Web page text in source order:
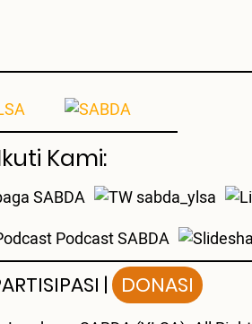
Kami:
SABDA sabda_ylsa
Podcast SABDA
| DONASI